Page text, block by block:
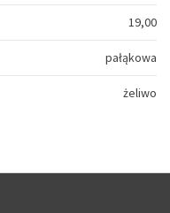
19,00
pałąkowa
żeliwo